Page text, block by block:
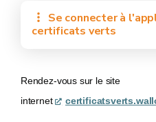
Se connecter à
certificats verts
Rendez-vous sur le site
internet